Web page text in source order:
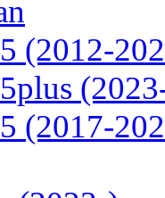
(2012-
(2017-